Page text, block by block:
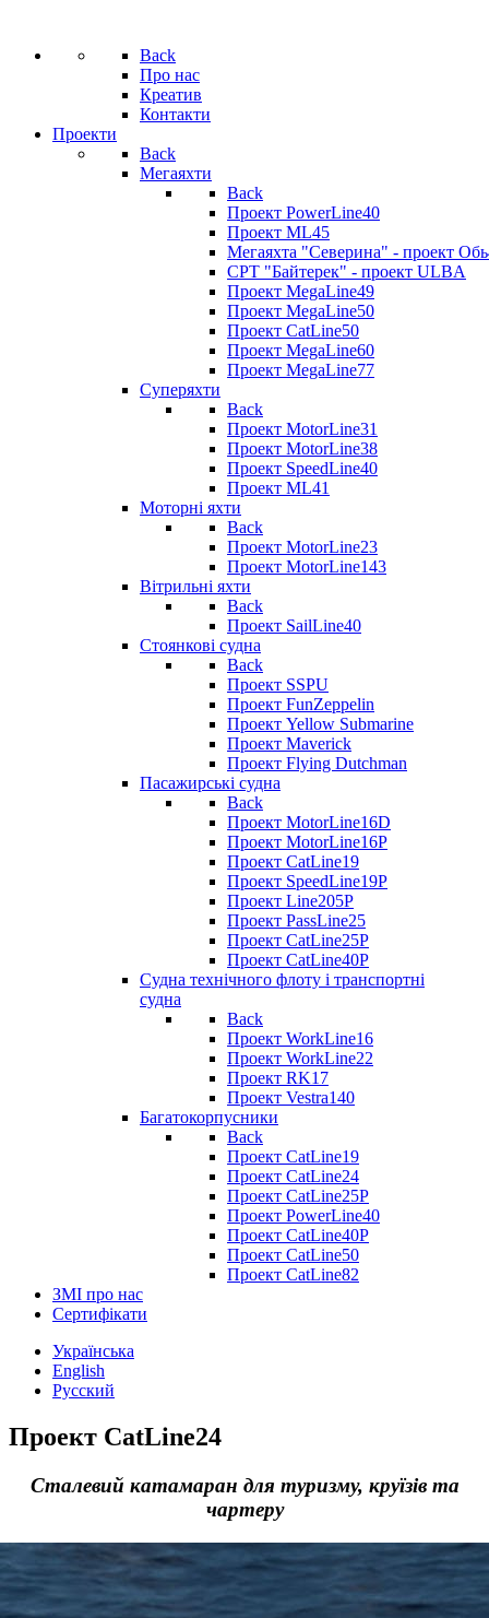
Back
Про нас
Креатив
Контакти
Проекти
Back
Мегаяхти
Back
Проект PowerLine40
Проект ML45
Мегаяхта "Северина" - проект
СРТ "Байтерек" - проект ULBA
Проект MegaLine49
Проект MegaLine50
Проект CatLine50
Проект MegaLine60
Проект MegaLine77
Суперяхти
Back
Проект MotorLine31
Проект MotorLine38
Проект SpeedLine40
Проект ML41
Моторні яхти
Back
Проект MotorLine23
Проект MotorLine143
Вітрильні яхти
Back
Проект SailLine40
Стоянкові судна
Back
Проект SSPU
Проект FunZeppelin
Проект Yellow Submarine
Проект Maverick
Проект Flying Dutchman
Пасажирські судна
Back
Проект MotorLine16D
Проект MotorLine16P
Проект CatLine19
Проект SpeedLine19P
Проект Line205P
Проект PassLine25
Проект CatLine25P
Проект CatLine40P
Судна технічного флоту і транспортні
судна
Back
Проект WorkLine16
Проект WorkLine22
Проект RK17
Проект Vestra140
Багатокорпусники
Back
Проект CatLine19
Проект CatLine24
Проект CatLine25P
Проект PowerLine40
Проект CatLine40P
Проект CatLine50
Проект CatLine82
ЗМІ про нас
Сертифікати
Українська
English
Русский
Проект CatLine24
Сталевий катамаран для туризму, круїзів та
чартеру